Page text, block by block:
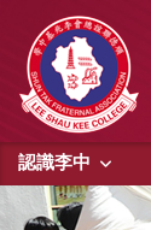
認識李中